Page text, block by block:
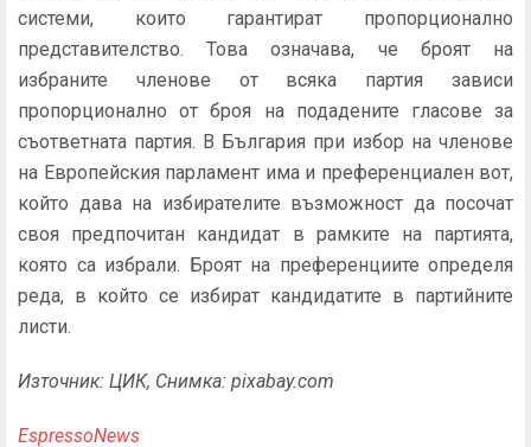
системи, които гарантират пропорционално
представителство. Това означава, че броят на
избраните членове от всяка партия зависи
пропорционално от броя на подадените гласове за
съответната партия. В България при избор на членове
на Европейския парламент има и преференциален вот,
който дава на избирателите възможност да посочат
своя предпочитан кандидат в рамките на партията,
която са избрали. Броят на преференциите определя
реда, в който се избират кандидатите в партийните
листи.
Източник: ЦИК, Снимка: pixabay.com
EspressoNews